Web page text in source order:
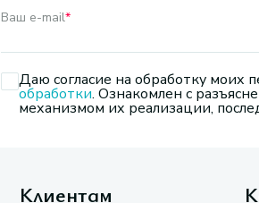
Ваш e-mail*
Даю согласие на обработку моих
обработки. Ознакомлен с
механизмом их реализации,
Клиентам